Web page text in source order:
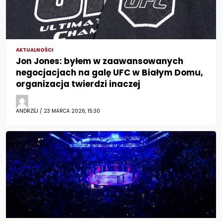
AKTUALNOŚCI
Jon Jones: byłem w zaawansowanych
negocjacjach na galę UFC w Białym Domu,
organizacja twierdzi inaczej
ANDRZEJ / 23 MARCA 2026, 15:30